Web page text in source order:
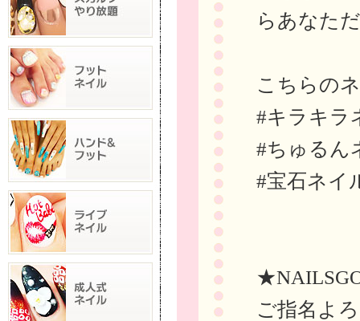
らあなた
こちらの
#キラキラ
#ちゅるん
#宝石ネイ
ご指名よ